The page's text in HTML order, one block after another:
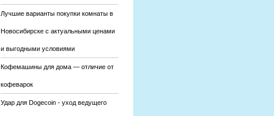
Лучшие варианты покупки комнаты в
Новосибирске с актуальными ценами
и выгодными условиями
Кофемашины для дома — отличие от
кофеварок
Удар для Dogecoin - уход ведущего